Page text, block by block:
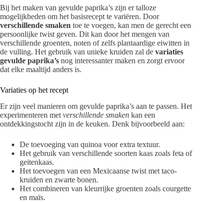
Bij het maken van gevulde paprika’s zijn er talloze
mogelijkheden om het basisrecept te variëren. Door
verschillende smaken toe te voegen, kan men de gerecht een
persoonlijke twist geven. Dit kan door het mengen van
verschillende groenten, noten of zelfs plantaardige eiwitten in
de vulling. Het gebruik van unieke kruiden zal de variaties
gevulde paprika’s nog interessanter maken en zorgt ervoor
dat elke maaltijd anders is.
Variaties op het recept
Er zijn veel manieren om gevulde paprika’s aan te passen. Het
experimenteren met verschillende smaken kan een
ontdekkingstocht zijn in de keuken. Denk bijvoorbeeld aan:
De toevoeging van quinoa voor extra textuur.
Het gebruik van verschillende soorten kaas zoals feta of
geitenkaas.
Het toevoegen van een Mexicaanse twist met taco-
kruiden en zwarte bonen.
Het combineren van kleurrijke groenten zoals courgette
en maïs.